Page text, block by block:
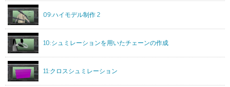
09:ハイモデル制作 2
10:シュミレーションを用いたチェーンの作成
11:クロスシュミレーション